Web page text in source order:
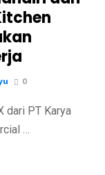
0
PT Karya
…